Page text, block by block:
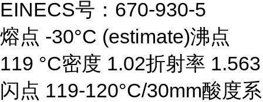
EINECS号：670-930-5
熔点 -30°C (estimate)沸点
119 °C密度 1.02折射率 1.563
闪点 119-120°C/30mm酸度系